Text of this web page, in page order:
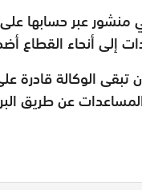
منشور عبر حسابها
إلى أنحاء القطاع
تبقى الوكالة
عن طريق